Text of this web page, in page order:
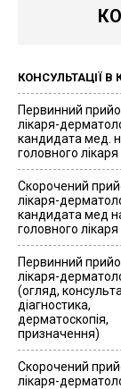
КОНСУЛЬТАЦІЇ В
Первинний
лікаря-
кандидата мед.
головного лікаря
Скорочений
лікаря-
кандидата мед
головного лікаря
Первинний
лікаря-
(огляд,
діагностика,
дерматоскопія,
призначення)
Скорочений
лікаря-